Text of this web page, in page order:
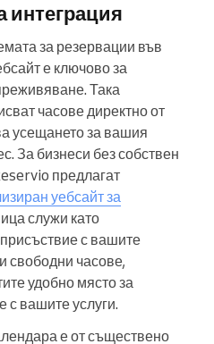
интеграция
за резервации във
е ключово за
Така
часове директно от
усещането за вашия
За бизнеси без собствен
предлагат
уебсайт за
служи като
с вашите
свободни часове,
удобно място за
с вашите услуги.
е от съществено